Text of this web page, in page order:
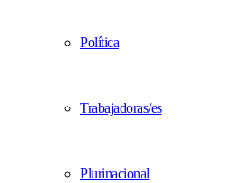
Política
Trabajadoras/es
Plurinacional